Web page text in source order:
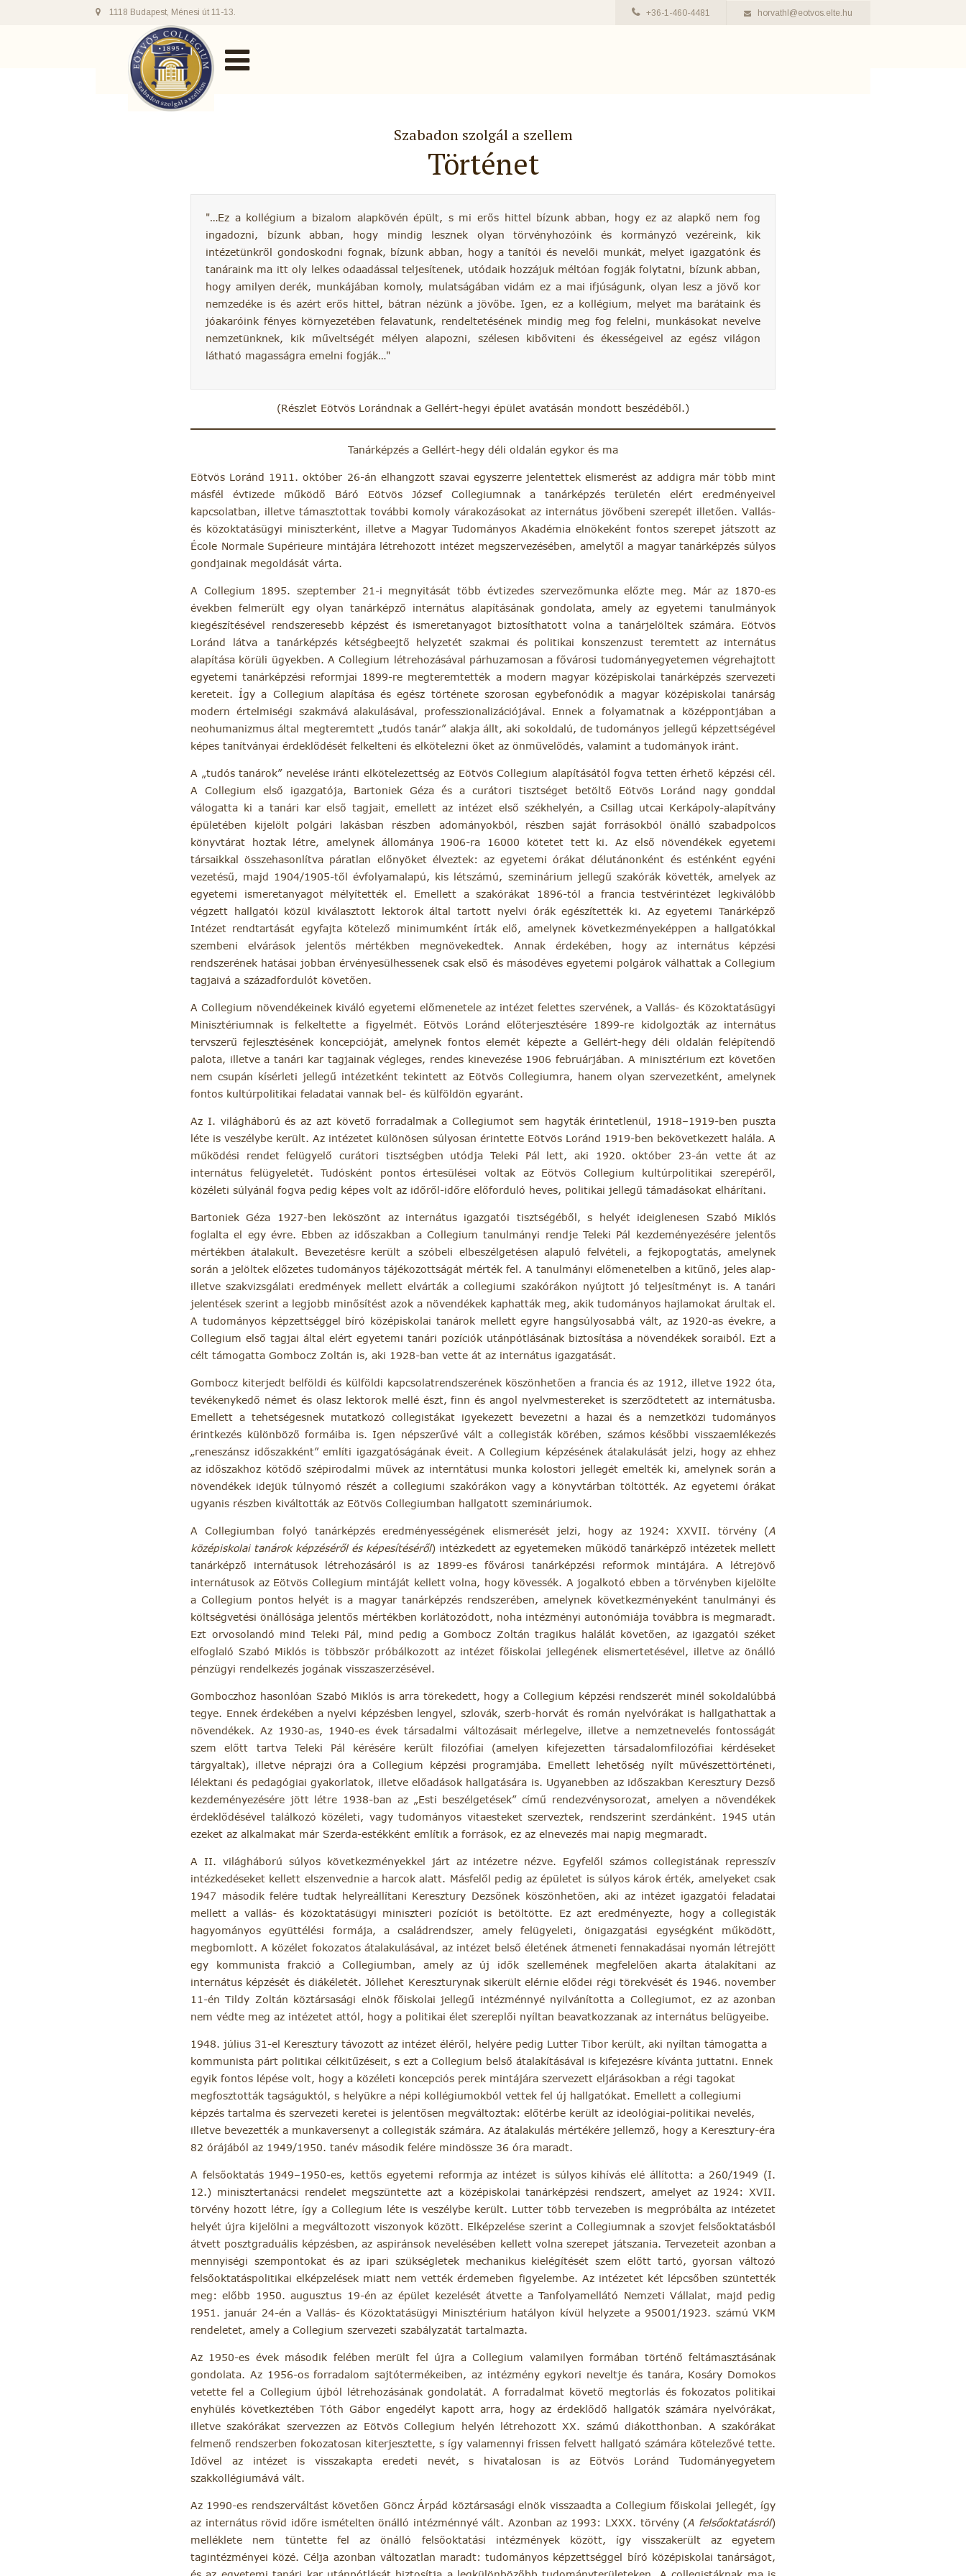
1118 Budapest, Ménesi út 11-13. +36-1-460-4481 horvathl@eotvos.elte.hu
Szabadon szolgál a szellem
Történet
…Ez a kollégium a bizalom alapkövén épült, s mi erős hittel bízunk abban, hogy ez az alapkő nem fog
ingadozni, bízunk abban, hogy mindig lesznek olyan törvényhozóink és kormányzó vezéreink, kik
intézetünkről gondoskodni fognak, bízunk abban, hogy a tanítói és nevelői munkát, melyet igazgatónk és
tanáraink ma itt oly lelkes odaadással teljesítenek, utódaik hozzájuk méltóan fogják folytatni, bízunk abban,
hogy amilyen derék, munkájában komoly, mulatságában vidám ez a mai ifjúságunk, olyan lesz a jövő kor
nemzedéke is és azért erős hittel, bátran nézünk a jövőbe. Igen, ez a kollégium, melyet ma barátaink és
jóakaróink fényes környezetében felavatunk, rendeltetésének mindig meg fog felelni, munkásokat nevelve
nemzetünknek, kik műveltségét mélyen alapozni, szélesen kibőviteni és ékességeivel az egész világon
látható magasságra emelni fogják…
(Részlet Eötvös Lorándnak a Gellért-hegyi épület avatásán mondott beszédéből.)
Tanárképzés a Gellért-hegy déli oldalán egykor és ma
Eötvös Loránd 1911. október 26-án elhangzott szavai egyszerre jelentettek elismerést az addigra már több mint
másfél évtizede működő Báró Eötvös József Collegiumnak a tanárképzés területén elért eredményeivel
kapcsolatban, illetve támasztottak további komoly várakozásokat az internátus jövőbeni szerepét illetően. Vallás-
és közoktatásügyi miniszterként, illetve a Magyar Tudományos Akadémia elnökeként fontos szerepet játszott az
École Normale Supérieure mintájára létrehozott intézet megszervezésében, amelytől a magyar tanárképzés súlyos
gondjainak megoldását várta.
A Collegium 1895. szeptember 21-i megnyitását több évtizedes szervezőmunka előzte meg. Már az 1870-es
években felmerült egy olyan tanárképző internátus alapításának gondolata, amely az egyetemi tanulmányok
kiegészítésével rendszeresebb képzést és ismeretanyagot biztosíthatott volna a tanárjelöltek számára. Eötvös
Loránd látva a tanárképzés kétségbeejtő helyzetét szakmai és politikai konszenzust teremtett az internátus
alapítása körüli ügyekben. A Collegium létrehozásával párhuzamosan a fővárosi tudományegyetemen végrehajtott
egyetemi tanárképzési reformjai 1899-re megteremtették a modern magyar középiskolai tanárképzés szervezeti
kereteit. Így a Collegium alapítása és egész története szorosan egybefonódik a magyar középiskolai tanárság
modern értelmiségi szakmává alakulásával, professzionalizációjával. Ennek a folyamatnak a középpontjában a
neohumanizmus által megteremtett „tudós tanár” alakja állt, aki sokoldalú, de tudományos jellegű képzettségével
képes tanítványai érdeklődését felkelteni és elkötelezni őket az önművelődés, valamint a tudományok iránt.
A „tudós tanárok” nevelése iránti elkötelezettség az Eötvös Collegium alapításától fogva tetten érhető képzési cél.
A Collegium első igazgatója, Bartoniek Géza és a curátori tisztséget betöltő Eötvös Loránd nagy gonddal
válogatta ki a tanári kar első tagjait, emellett az intézet első székhelyén, a Csillag utcai Kerkápoly-alapítvány
épületében kijelölt polgári lakásban részben adományokból, részben saját forrásokból önálló szabadpolcos
könyvtárat hoztak létre, amelynek állománya 1906-ra 16000 kötetet tett ki. Az első növendékek egyetemi
társaikkal összehasonlítva páratlan előnyöket élveztek: az egyetemi órákat délutánonként és esténként egyéni
vezetésű, majd 1904/1905-től évfolyamalapú, kis létszámú, szeminárium jellegű szakórák követték, amelyek az
egyetemi ismeretanyagot mélyítették el. Emellett a szakórákat 1896-tól a francia testvérintézet legkiválóbb
végzett hallgatói közül kiválasztott lektorok által tartott nyelvi órák egészítették ki. Az egyetemi Tanárképző
Intézet rendtartását egyfajta kötelező minimumként írták elő, amelynek következményeképpen a hallgatókkal
szembeni elvárások jelentős mértékben megnövekedtek. Annak érdekében, hogy az internátus képzési
rendszerének hatásai jobban érvényesülhessenek csak első és másodéves egyetemi polgárok válhattak a Collegium
tagjaivá a századfordulót követően.
A Collegium növendékeinek kiváló egyetemi előmenetele az intézet felettes szervének, a Vallás- és Közoktatásügyi
Minisztériumnak is felkeltette a figyelmét. Eötvös Loránd előterjesztésére 1899-re kidolgozták az internátus
tervszerű fejlesztésének koncepcióját, amelynek fontos elemét képezte a Gellért-hegy déli oldalán felépítendő
palota, illetve a tanári kar tagjainak végleges, rendes kinevezése 1906 februárjában. A minisztérium ezt követően
nem csupán kísérleti jellegű intézetként tekintett az Eötvös Collegiumra, hanem olyan szervezetként, amelynek
fontos kultúrpolitikai feladatai vannak bel- és külföldön egyaránt.
Az I. világháború és az azt követő forradalmak a Collegiumot sem hagyták érintetlenül, 1918–1919-ben puszta
léte is veszélybe került. Az intézetet különösen súlyosan érintette Eötvös Loránd 1919-ben bekövetkezett halála. A
működési rendet felügyelő curátori tisztségben utódja Teleki Pál lett, aki 1920. október 23-án vette át az
internátus felügyeletét. Tudósként pontos értesülései voltak az Eötvös Collegium kultúrpolitikai szerepéről,
közéleti súlyánál fogva pedig képes volt az időről-időre előforduló heves, politikai jellegű támadásokat elhárítani.
Bartoniek Géza 1927-ben leköszönt az internátus igazgatói tisztségéből, s helyét ideiglenesen Szabó Miklós
foglalta el egy évre. Ebben az időszakban a Collegium tanulmányi rendje Teleki Pál kezdeményezésére jelentős
mértékben átalakult. Bevezetésre került a szóbeli elbeszélgetésen alapuló felvételi, a fejkopogtatás, amelynek
során a jelöltek előzetes tudományos tájékozottságát mérték fel. A tanulmányi előmenetelben a kitűnő, jeles alap-
illetve szakvizsgálati eredmények mellett elvárták a collegiumi szakórákon nyújtott jó teljesítményt is. A tanári
jelentések szerint a legjobb minősítést azok a növendékek kaphatták meg, akik tudományos hajlamokat árultak el.
A tudományos képzettséggel bíró középiskolai tanárok mellett egyre hangsúlyosabbá vált, az 1920-as évekre, a
Collegium első tagjai által elért egyetemi tanári pozíciók utánpótlásának biztosítása a növendékek soraiból. Ezt a
célt támogatta Gombocz Zoltán is, aki 1928-ban vette át az internátus igazgatását.
Gombocz kiterjedt belföldi és külföldi kapcsolatrendszerének köszönhetően a francia és az 1912, illetve 1922 óta,
tevékenykedő német és olasz lektorok mellé észt, finn és angol nyelvmestereket is szerződtetett az internátusba.
Emellett a tehetségesnek mutatkozó collegistákat igyekezett bevezetni a hazai és a nemzetközi tudományos
érintkezés különböző formáiba is. Igen népszerűvé vált a collegisták körében, számos későbbi visszaemlékezés
„reneszánsz időszakként” említi igazgatóságának éveit. A Collegium képzésének átalakulását jelzi, hogy az ehhez
az időszakhoz kötődő szépirodalmi művek az interntátusi munka kolostori jellegét emelték ki, amelynek során a
növendékek idejük túlnyomó részét a collegiumi szakórákon vagy a könyvtárban töltötték. Az egyetemi órákat
ugyanis részben kiváltották az Eötvös Collegiumban hallgatott szemináriumok.
A Collegiumban folyó tanárképzés eredményességének elismerését jelzi, hogy az 1924: XXVII. törvény (A
középiskolai tanárok képzéséről és képesítéséről) intézkedett az egyetemeken működő tanárképző intézetek mellett
tanárképző internátusok létrehozásáról is az 1899-es fővárosi tanárképzési reformok mintájára. A létrejövő
internátusok az Eötvös Collegium mintáját kellett volna, hogy kövessék. A jogalkotó ebben a törvényben kijelölte
a Collegium pontos helyét is a magyar tanárképzés rendszerében, amelynek következményeként tanulmányi és
költségvetési önállósága jelentős mértékben korlátozódott, noha intézményi autonómiája továbbra is megmaradt.
Ezt orvosolandó mind Teleki Pál, mind pedig a Gombocz Zoltán tragikus halálát követően, az igazgatói széket
elfoglaló Szabó Miklós is többször próbálkozott az intézet főiskolai jellegének elismertetésével, illetve az önálló
pénzügyi rendelkezés jogának visszaszerzésével.
Gomboczhoz hasonlóan Szabó Miklós is arra törekedett, hogy a Collegium képzési rendszerét minél sokoldalúbbá
tegye. Ennek érdekében a nyelvi képzésben lengyel, szlovák, szerb-horvát és román nyelvórákat is hallgathattak a
növendékek. Az 1930-as, 1940-es évek társadalmi változásait mérlegelve, illetve a nemzetnevelés fontosságát
szem előtt tartva Teleki Pál kérésére került filozófiai (amelyen kifejezetten társadalomfilozófiai kérdéseket
tárgyaltak), illetve néprajzi óra a Collegium képzési programjába. Emellett lehetőség nyílt művészettörténeti,
lélektani és pedagógiai gyakorlatok, illetve előadások hallgatására is. Ugyanebben az időszakban Keresztury Dezső
kezdeményezésére jött létre 1938-ban az „Esti beszélgetések” című rendezvénysorozat, amelyen a növendékek
érdeklődésével találkozó közéleti, vagy tudományos vitaesteket szerveztek, rendszerint szerdánként. 1945 után
ezeket az alkalmakat már Szerda-estékként említik a források, ez az elnevezés mai napig megmaradt.
A II. világháború súlyos következményekkel járt az intézetre nézve. Egyfelől számos collegistának represszív
intézkedéseket kellett elszenvednie a harcok alatt. Másfelől pedig az épületet is súlyos károk érték, amelyeket csak
1947 második felére tudtak helyreállítani Keresztury Dezsőnek köszönhetően, aki az intézet igazgatói feladatai
mellett a vallás- és közoktatásügyi miniszteri pozíciót is betöltötte. Ez azt eredményezte, hogy a collegisták
hagyományos együttélési formája, a családrendszer, amely felügyeleti, önigazgatási egységként működött,
megbomlott. A közélet fokozatos átalakulásával, az intézet belső életének átmeneti fennakadásai nyomán létrejött
egy kommunista frakció a Collegiumban, amely az új idők szellemének megfelelően akarta átalakítani az
internátus képzését és diákéletét. Jóllehet Kereszturynak sikerült elérnie elődei régi törekvését és 1946. november
11-én Tildy Zoltán köztársasági elnök főiskolai jellegű intézménnyé nyilvánította a Collegiumot, ez az azonban
nem védte meg az intézetet attól, hogy a politikai élet szereplői nyíltan beavatkozzanak az internátus belügyeibe.
1948. július 31-el Keresztury távozott az intézet éléről, helyére pedig Lutter Tibor került, aki nyíltan támogatta a
kommunista párt politikai célkitűzéseit, s ezt a Collegium belső átalakításával is kifejezésre kívánta juttatni. Ennek
egyik fontos lépése volt, hogy a közéleti koncepciós perek mintájára szervezett eljárásokban a régi tagokat
megfosztották tagságuktól, s helyükre a népi kollégiumokból vettek fel új hallgatókat. Emellett a collegiumi
képzés tartalma és szervezeti keretei is jelentősen megváltoztak: előtérbe került az ideológiai-politikai nevelés,
illetve bevezették a munkaversenyt a collegisták számára. Az átalakulás mértékére jellemző, hogy a Keresztury-éra
82 órájából az 1949/1950. tanév második felére mindössze 36 óra maradt.
A felsőoktatás 1949–1950-es, kettős egyetemi reformja az intézet is súlyos kihívás elé állította: a 260/1949 (I.
12.) minisztertanácsi rendelet megszüntette azt a középiskolai tanárképzési rendszert, amelyet az 1924: XVII.
törvény hozott létre, így a Collegium léte is veszélybe került. Lutter több tervezeben is megpróbálta az intézetet
helyét újra kijelölni a megváltozott viszonyok között. Elképzelése szerint a Collegiumnak a szovjet felsőoktatásból
átvett posztgraduális képzésben, az aspiránsok nevelésében kellett volna szerepet játszania. Tervezeteit azonban a
mennyiségi szempontokat és az ipari szükségletek mechanikus kielégítését szem előtt tartó, gyorsan változó
felsőoktatáspolitikai elképzelések miatt nem vették érdemeben figyelembe. Az intézetet két lépcsőben szüntették
meg: előbb 1950. augusztus 19-én az épület kezelését átvette a Tanfolyamellátó Nemzeti Vállalat, majd pedig
1951. január 24-én a Vallás- és Közoktatásügyi Minisztérium hatályon kívül helyzete a 95001/1923. számú VKM
rendeletet, amely a Collegium szervezeti szabályzatát tartalmazta.
Az 1950-es évek második felében merült fel újra a Collegium valamilyen formában történő feltámasztásának
gondolata. Az 1956-os forradalom sajtótermékeiben, az intézmény egykori neveltje és tanára, Kosáry Domokos
vetette fel a Collegium újból létrehozásának gondolatát. A forradalmat követő megtorlás és fokozatos politikai
enyhülés következtében Tóth Gábor engedélyt kapott arra, hogy az érdeklődő hallgatók számára nyelvórákat,
illetve szakórákat szervezzen az Eötvös Collegium helyén létrehozott XX. számú diákotthonban. A szakórákat
felmenő rendszerben fokozatosan kiterjesztette, s így valamennyi frissen felvett hallgató számára kötelezővé tette.
Idővel az intézet is visszakapta eredeti nevét, s hivatalosan is az Eötvös Loránd Tudományegyetem
szakkollégiumává vált.
Az 1990-es rendszerváltást követően Göncz Árpád köztársasági elnök visszaadta a Collegium főiskolai jellegét, így
az internátus rövid időre ismételten önálló intézménnyé vált. Azonban az 1993: LXXX. törvény (A felsőoktatásról)
melléklete nem tüntette fel az önálló felsőoktatási intézmények között, így visszakerült az egyetem
tagintézményei közé. Célja azonban változatlan maradt: tudományos képzettséggel bíró középiskolai tanárságot,